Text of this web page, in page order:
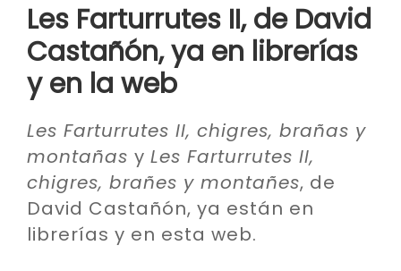
Les Farturrutes II, de David
Castañón, ya en librerías
y en la web
Les Farturrutes II, chigres, brañas y
montañas y Les Farturrutes II,
chigres, brañes y montañes, de
David Castañón, ya están en
librerías y en esta web.